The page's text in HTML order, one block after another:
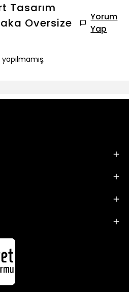
Tasarım
Oversize
Yorum
Yap